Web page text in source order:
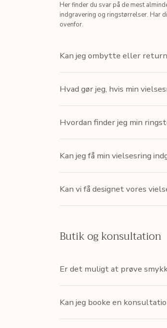
Her finder du svar på de mest
indgravering og ringstørrelser. Har
ovenfor.
Kan jeg ombytte eller
Hvad gør jeg, hvis min
Hvordan finder jeg min
Kan jeg få min vielsesring
Kan vi få designet vores
Butik og konsultation
Er det muligt at prøve
Kan jeg booke en